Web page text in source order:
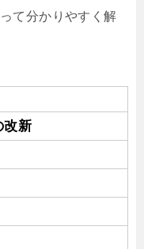
て分かりやすく解
改新